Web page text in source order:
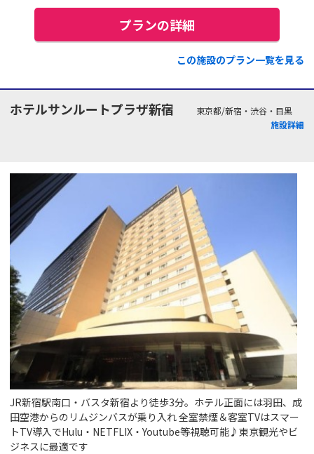
プランの詳細
この施設のプラン一覧を見る
ホテルサンルートプラザ新宿
東京都/新宿・渋谷・目黒
施設詳細
JR新宿駅南口・バスタ新宿より徒歩3分。ホテル正面には羽田、成
田空港からのリムジンバスが乗り入れ 全室禁煙＆客室TVはスマー
トTV導入でHulu・NETFLIX・Youtube等視聴可能♪東京観光やビ
ジネスに最適です